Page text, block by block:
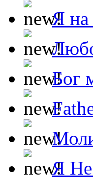
Я на
Бог
Я